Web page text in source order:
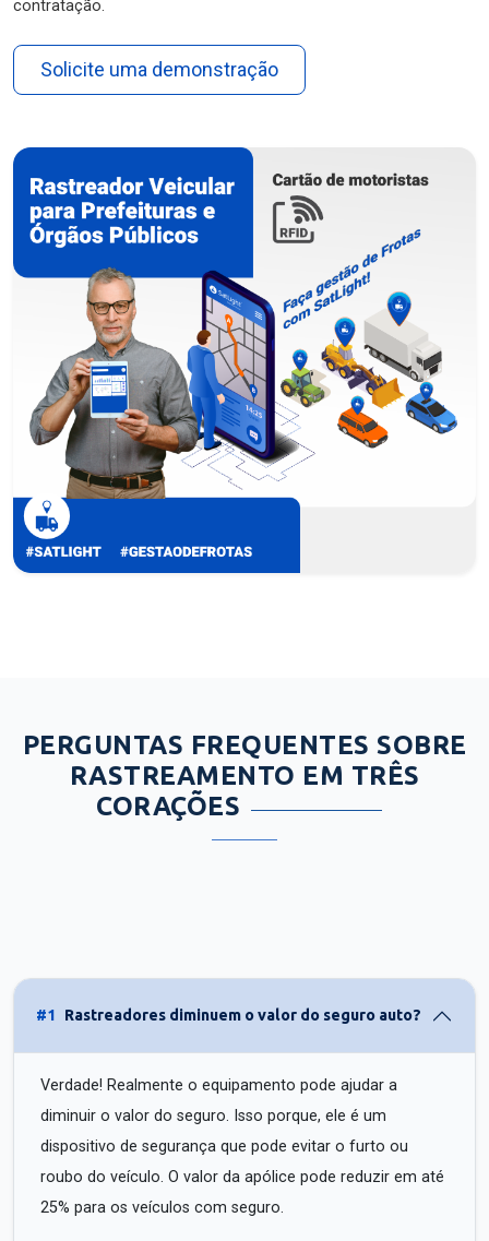
contratação.
Solicite uma demonstração
PERGUNTAS FREQUENTES SOBRE
RASTREAMENTO EM TRÊS
CORAÇÕES
#1 Rastreadores diminuem o valor do seguro auto?
Verdade! Realmente o equipamento pode ajudar a
diminuir o valor do seguro. Isso porque, ele é um
dispositivo de segurança que pode evitar o furto ou
roubo do veículo. O valor da apólice pode reduzir em até
25% para os veículos com seguro.